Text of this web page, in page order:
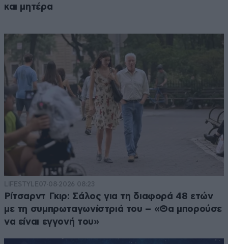
και μητέρα
LIFESTYLE07·08·2026 08:23
Ρίτσαρντ Γκιρ: Σάλος για τη διαφορά 48 ετών
με τη συμπρωταγωνίστριά του – «Θα μπορούσε
να είναι εγγονή του»